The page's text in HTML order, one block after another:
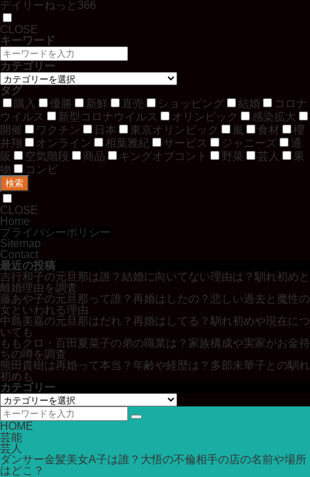
デイリーねっと366
CLOSE
キーワード
カテゴリー
タグ
購入
優勝 新鮮 直売 ショッピング 結婚
コロナ
ウイルス
新型コロナウイルス オリンピック
感染拡大
開催
ワクチン 日本 東京オリンピック 嵐 食材
櫻
井翔
オンライン 相葉雅紀 サービス ジャニーズ
通
販
空気階段 商品 キングオブコント 野菜 芸人
果
物
コンビ
検索
CLOSE
Home
プライバシーポリシー
Sitemap
Contact
最近の投稿
吉行和子の元旦那は誰？結婚に向いてない理由は？馴れ初めと
離婚理由を調査
藤あや子の元旦那って誰？再婚はしたの？悲しい過去と魔性の
女といわれる理由
中島美嘉の元旦那はだれ？再婚はしてる？馴れ初めや現在につ
いても
ももクロ・百田夏菜子の弟の職業は？家族構成や実家がお金持
ちの噂を調査
熊田貴樹は再婚って本当？年齢や経歴は？多部未華子との馴れ
初めも
カテゴリー
カ
テ
ゴ
リ
ー
HOME
芸能
芸人
ダンサー金髪美女A子は誰？大悟の不倫相手の店の名前や場所
はどこ？